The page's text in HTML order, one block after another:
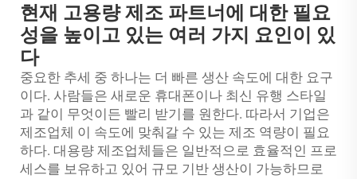
현재 고용량 제조 파트너에 대한 필요
성을 높이고 있는 여러 가지 요인이 있
다
중요한 추세 중 하나는 더 빠른 생산 속도에 대한 요구
이다. 사람들은 새로운 휴대폰이나 최신 유행 스타일
과 같이 무엇이든 빨리 받기를 원한다. 따라서 기업은
제조업체 이 속도에 맞춰갈 수 있는 제조 역량이 필요
하다. 대용량 제조업체들은 일반적으로 효율적인 프로
세스를 보유하고 있어 규모 기반 생산이 가능하므로